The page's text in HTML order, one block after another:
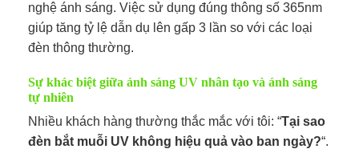
nghệ ánh sáng. Việc sử dụng đúng thông số 365nm
giúp tăng tỷ lệ dẫn dụ lên gấp 3 lần so với các loại
đèn thông thường.
Sự khác biệt giữa ánh sáng UV nhân tạo và ánh sáng
tự nhiên
Nhiều khách hàng thường thắc mắc với tôi: “Tại sao
đèn bắt muỗi UV không hiệu quả vào ban ngày?“.